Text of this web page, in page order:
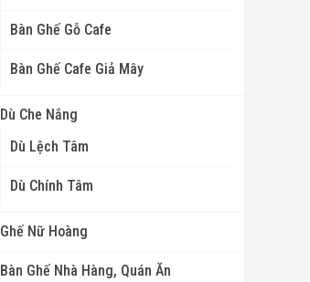
Bàn Ghế Gỗ Cafe
Bàn Ghế Cafe Giả Mây
Dù Che Nắng
Dù Lệch Tâm
Dù Chính Tâm
Ghế Nữ Hoàng
Bàn Ghế Nhà Hàng, Quán Ăn